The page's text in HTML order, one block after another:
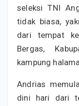
seleksi TNI
tidak biasa,
dari tempat
Bergas,
kampung
Andrias
dini hari dari